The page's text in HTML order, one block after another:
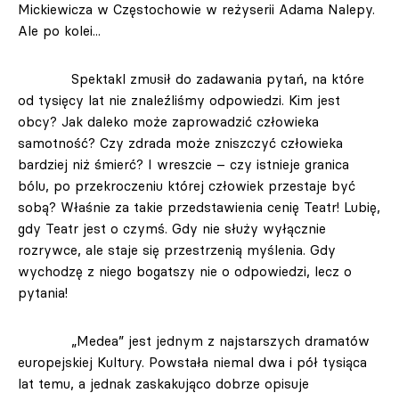
Mickiewicza w Częstochowie w reżyserii Adama Nalepy.
Ale po kolei...
Spektakl zmusił do zadawania pytań, na które
od tysięcy lat nie znaleźliśmy odpowiedzi. Kim jest
obcy? Jak daleko może zaprowadzić człowieka
samotność? Czy zdrada może zniszczyć człowieka
bardziej niż śmierć? I wreszcie – czy istnieje granica
bólu, po przekroczeniu której człowiek przestaje być
sobą? Właśnie za takie przedstawienia cenię Teatr! Lubię,
gdy Teatr jest o czymś. Gdy nie służy wyłącznie
rozrywce, ale staje się przestrzenią myślenia. Gdy
wychodzę z niego bogatszy nie o odpowiedzi, lecz o
pytania!
„Medea” jest jednym z najstarszych dramatów
europejskiej Kultury. Powstała niemal dwa i pół tysiąca
lat temu, a jednak zaskakująco dobrze opisuje